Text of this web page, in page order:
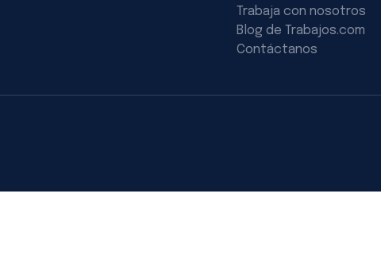
Trabaja con nosotros
Blog de Trabajos.com
Contáctanos